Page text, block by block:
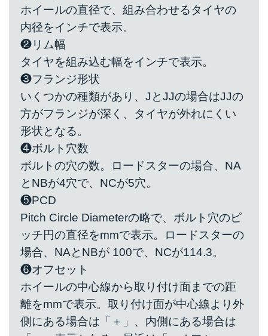
ホイールの直径で、組み合わせるタイヤの
内径をインチで表示。
❷リム幅
タイヤを組み込む幅をインチで表示。
❸フランジ形状
いくつかの種類があり、JとJJの場合はJJの
方がフランジが深く、タイヤが外れにくい
形状となる。
❹ボルト穴数
ボルトの穴の数。ロードスターの場合、NA
とNBが4穴で、NCが5穴。
❺PCD
Pitch Circle Diameterの略で、ボルト穴のピ
ッチ円の直径をmmで表示。ロードスターの
場合、NAとNBが 100で、NCが114.3。
❻オフセット
ホイールの中心線から取り付け面までの距
離をmmで表示。取り付け面が中心線より外
側にある場合は「＋」、内側にある場合は